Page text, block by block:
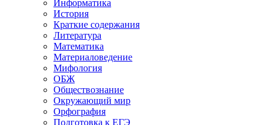
Информатика
История
Краткие содержания
Литература
Математика
Материаловедение
Мифология
ОБЖ
Обществознание
Окружающий мир
Орфография
Подготовка к ЕГЭ